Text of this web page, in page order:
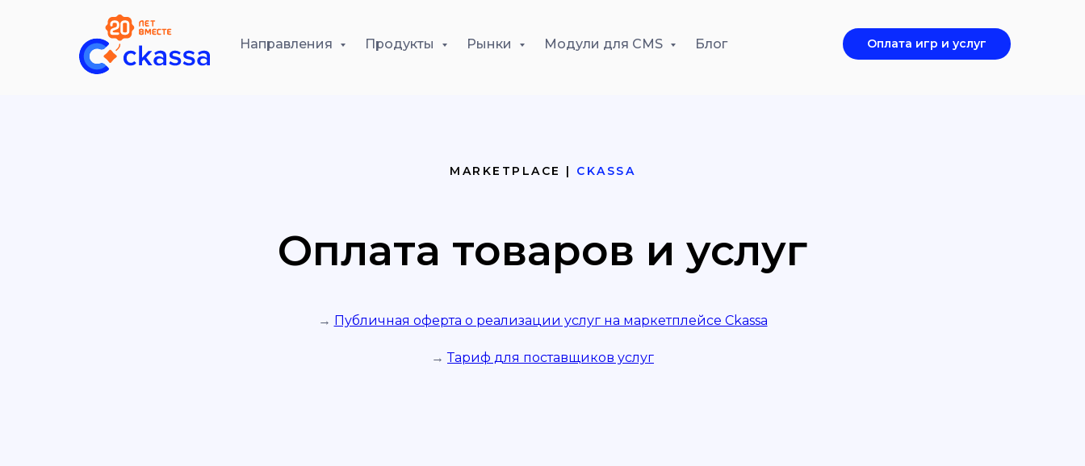
Направления Продукты Рынки Модули для CMS Блог Оплата игр и услуг
MARKETPLACE | CKASSA
Оплата товаров и услуг
→ Публичная оферта о реализации услуг на маркетплейсе Ckassa
→Тариф для поставщиков услуг